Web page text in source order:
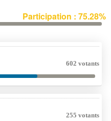
Participation : 75.28%
602 votants
255 votants